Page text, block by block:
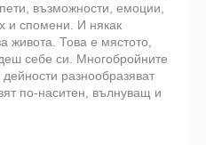
възможности, емоции,
и спомени. И някак
живота. Това е мястото,
себе си. Многобройните
разнообразяват
по-наситен, вълнуващ и